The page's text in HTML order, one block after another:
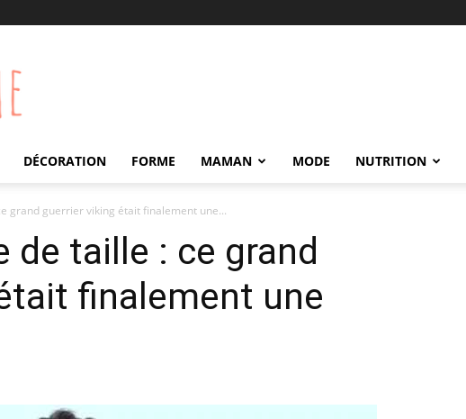
DÉCORATION FORME MAMAN MODE NUTRITION
grand guerrier viking était finalement une...
de taille : ce grand
finalement une